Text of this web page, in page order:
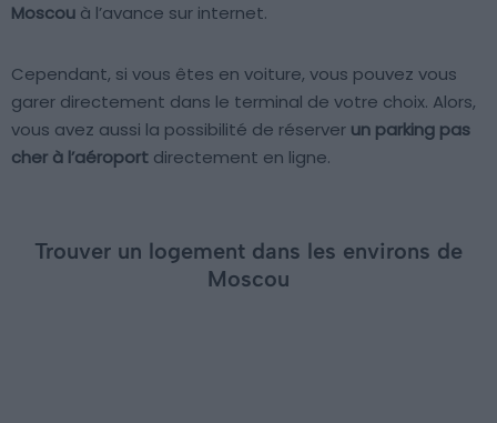
Moscou à l’avance sur internet.
Cependant, si vous êtes en voiture, vous pouvez vous
garer directement dans le terminal de votre choix. Alors,
vous avez aussi la possibilité de réserver un parking pas
cher à l’aéroport directement en ligne.
Trouver un logement dans les environs de
Moscou